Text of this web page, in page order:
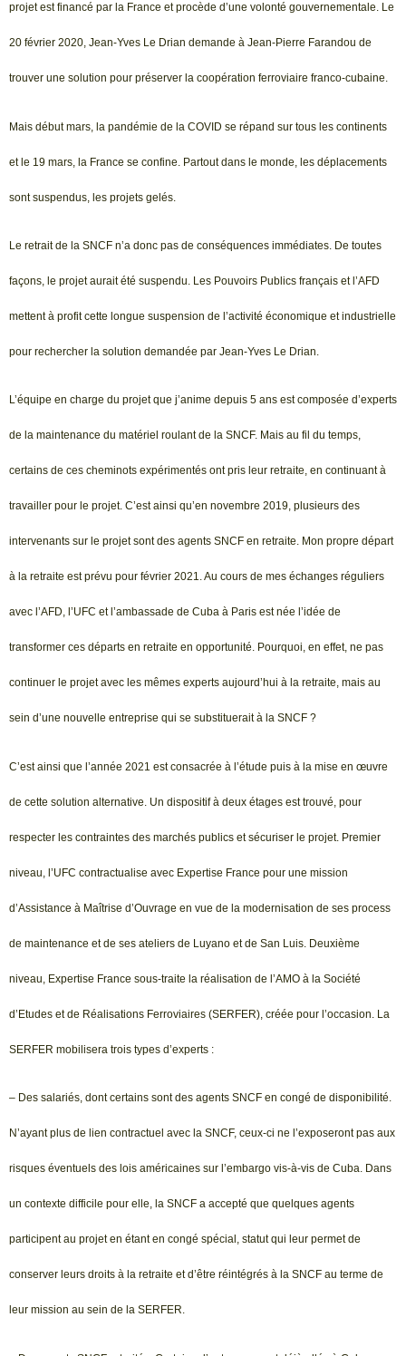
projet est financé par la France et procède d’une volonté gouvernementale. Le
20 février 2020, Jean-Yves Le Drian demande à Jean-Pierre Farandou de
trouver une solution pour préserver la coopération ferroviaire franco-cubaine.
Mais début mars, la pandémie de la COVID se répand sur tous les continents
et le 19 mars, la France se confine. Partout dans le monde, les déplacements
sont suspendus, les projets gelés.
Le retrait de la SNCF n’a donc pas de conséquences immédiates. De toutes
façons, le projet aurait été suspendu. Les Pouvoirs Publics français et l’AFD
mettent à profit cette longue suspension de l’activité économique et industrielle
pour rechercher la solution demandée par Jean-Yves Le Drian.
L’équipe en charge du projet que j’anime depuis 5 ans est composée d’experts
de la maintenance du matériel roulant de la SNCF. Mais au fil du temps,
certains de ces cheminots expérimentés ont pris leur retraite, en continuant à
travailler pour le projet. C’est ainsi qu’en novembre 2019, plusieurs des
intervenants sur le projet sont des agents SNCF en retraite. Mon propre départ
à la retraite est prévu pour février 2021. Au cours de mes échanges réguliers
avec l’AFD, l’UFC et l’ambassade de Cuba à Paris est née l’idée de
transformer ces départs en retraite en opportunité. Pourquoi, en effet, ne pas
continuer le projet avec les mêmes experts aujourd’hui à la retraite, mais au
sein d’une nouvelle entreprise qui se substituerait à la SNCF ?
C’est ainsi que l’année 2021 est consacrée à l’étude puis à la mise en œuvre
de cette solution alternative. Un dispositif à deux étages est trouvé, pour
respecter les contraintes des marchés publics et sécuriser le projet. Premier
niveau, l’UFC contractualise avec Expertise France pour une mission
d’Assistance à Maîtrise d’Ouvrage en vue de la modernisation de ses process
de maintenance et de ses ateliers de Luyano et de San Luis. Deuxième
niveau, Expertise France sous-traite la réalisation de l’AMO à la Société
d’Etudes et de Réalisations Ferroviaires (SERFER), créée pour l’occasion. La
SERFER mobilisera trois types d’experts :
– Des salariés, dont certains sont des agents SNCF en congé de disponibilité.
N’ayant plus de lien contractuel avec la SNCF, ceux-ci ne l’exposeront pas aux
risques éventuels des lois américaines sur l’embargo vis-à-vis de Cuba. Dans
un contexte difficile pour elle, la SNCF a accepté que quelques agents
participent au projet en étant en congé spécial, statut qui leur permet de
conserver leurs droits à la retraite et d’être réintégrés à la SNCF au terme de
leur mission au sein de la SERFER.